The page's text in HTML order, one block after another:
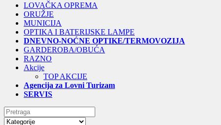
LOVAČKA OPREMA
ORUŽJE
MUNICIJA
OPTIKA I BATERIJSKE LAMPE
DNEVNO-NOĆNE OPTIKE/TERMOVOZIJA
GARDEROBA/OBUĆA
RAZNO
Akcije
TOP AKCIJE
Agencija za Lovni Turizam
SERVIS
Search
for: